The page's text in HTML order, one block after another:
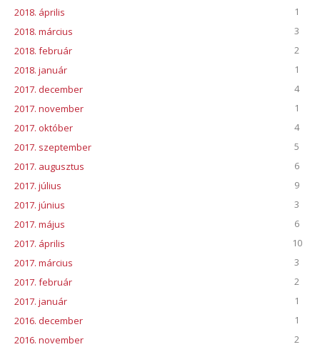
2018. április
1
2018. március
3
2018. február
2
2018. január
1
2017. december
4
2017. november
1
2017. október
4
2017. szeptember
5
2017. augusztus
6
2017. július
9
2017. június
3
2017. május
6
2017. április
10
2017. március
3
2017. február
2
2017. január
1
2016. december
1
2016. november
2